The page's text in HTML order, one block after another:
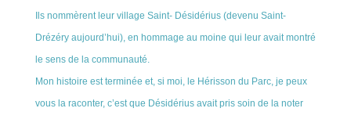
Ils nommèrent leur village Saint- Désidérius (devenu Saint-
Drézéry aujourd’hui), en hommage au moine qui leur avait montré
le sens de la communauté.
Mon histoire est terminée et, si moi, le Hérisson du Parc, je peux
vous la raconter, c’est que Désidérius avait pris soin de la noter